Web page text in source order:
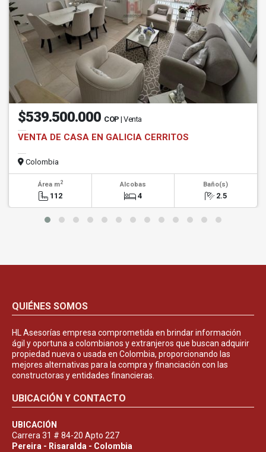
$539.500.000 COP | Venta
VENTA DE CASA EN GALICIA CERRITOS
Colombia
Área m2
112
Alcobas
4
Baño(s)
2.5
QUIÉNES SOMOS
HL Asesorías empresa comprometida en brindar información
ágil y oportuna a colombianos y extranjeros que buscan adquirir
propiedad nueva o usada en Colombia, proporcionando las
mejores alternativas para la compra y financiación con las
constructoras y entidades financieras.
UBICACIÓN Y CONTACTO
UBICACIÓN
Carrera 31 # 84-20 Apto 227
Pereira - Risaralda - Colombia